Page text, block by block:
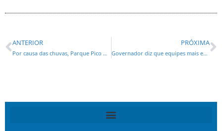
ANTERIOR
Por causa das chuvas, Parque Pico Marumbi é fechado para visitação
PRÓXIMA
Governador diz que equipes mais especializadas do Estado estão no atendimento da BR-376